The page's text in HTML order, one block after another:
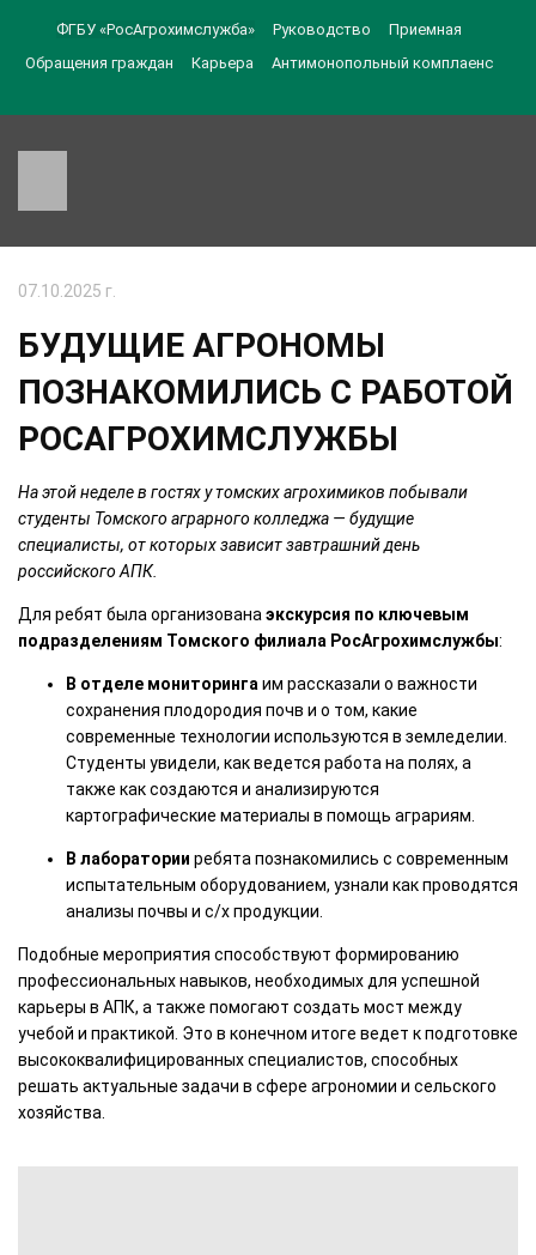
ФГБУ «РосАгрохимслужба» Руководство
Приемная
Обращения граждан
Карьера Антимонопольный комплаенс
07.10.2025 г.
БУДУЩИЕ АГРОНОМЫ
ПОЗНАКОМИЛИСЬ С РАБОТОЙ
РОСАГРОХИМСЛУЖБЫ
На этой неделе в гостях у томских агрохимиков побывали
студенты Томского аграрного колледжа — будущие
специалисты, от которых зависит завтрашний день
российского АПК.
Для ребят была организована экскурсия по ключевым
подразделениям Томского филиала РосАгрохимслужбы:
В отделе мониторинга им рассказали о важности
сохранения плодородия почв и о том, какие
современные технологии используются в земледелии.
Студенты увидели, как ведется работа на полях, а
также как создаются и анализируются
картографические материалы в помощь аграриям.
В лаборатории ребята познакомились с современным
испытательным оборудованием, узнали как проводятся
анализы почвы и с/х продукции.
Подобные мероприятия способствуют формированию
профессиональных навыков, необходимых для успешной
карьеры в АПК, а также помогают создать мост между
учебой и практикой. Это в конечном итоге ведет к подготовке
высококвалифицированных специалистов, способных
решать актуальные задачи в сфере агрономии и сельского
хозяйства.